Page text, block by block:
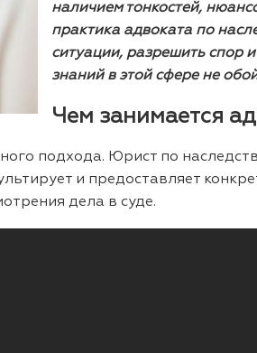
наличием тонкостей,
практика адвоката по
ситуации, разрешить спор
знаний в этой сфере не
Чем занимается
подхода. Юрист по
и предоставляет
дела в суде.